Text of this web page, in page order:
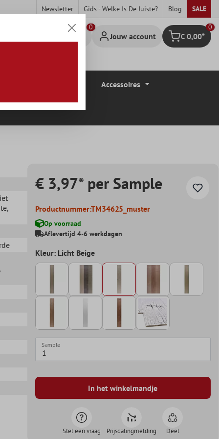
Newsletter Gids - Welke Is De Juiste? Blog SALE
Jouw account Winkelmandje
0
€ 0,00*
Accessoires
,
€ 3,97* per Sample
Productnummer:TM34625_muster
Op voorraad
Aflevertijd 4-6 werkdagen
Kleur: Licht Beige
Sample
In het winkelmandje
Stel een vraag Prijsdalingmelding Deel